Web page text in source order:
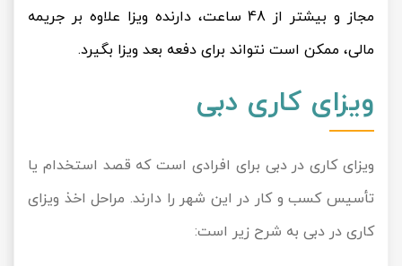
مجاز و بیشتر از 48 ساعت، دارنده ویزا علاوه بر جریمه
مالی، ممکن است نتواند برای دفعه بعد ویزا بگیرد.
ویزای کاری دبی
ویزای کاری در دبی برای افرادی است که قصد استخدام یا
تأسیس کسب و کار در این شهر را دارند. مراحل اخذ ویزای
کاری در دبی به شرح زیر است: